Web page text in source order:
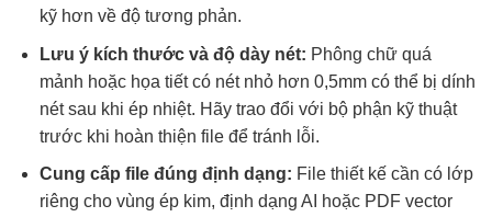
kỹ hơn về độ tương phản.
Lưu ý kích thước và độ dày nét: Phông chữ quá
mảnh hoặc họa tiết có nét nhỏ hơn 0,5mm có thể bị dính
nét sau khi ép nhiệt. Hãy trao đổi với bộ phận kỹ thuật
trước khi hoàn thiện file để tránh lỗi.
Cung cấp file đúng định dạng: File thiết kế cần có lớp
riêng cho vùng ép kim, định dạng AI hoặc PDF vector